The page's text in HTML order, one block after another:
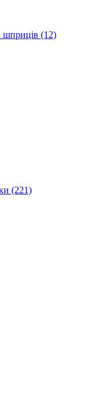
шприців (12)
(221)